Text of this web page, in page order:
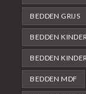
BEDDEN GRIJS
BEDDEN
BEDDEN
BEDDEN MDF